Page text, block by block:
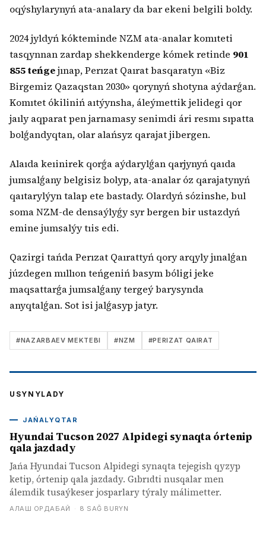
oqýshylarynyń ata-analary da bar ekeni belgili boldy.
2024 jyldyń kókteminde NZM ata-analar komıteti
tasqynnan zardap shekkenderge kómek retinde 901
855 teńgejınap, Perızat Qaırat basqaratyn «Biz
Birgemiz Qazaqstan 2030» qorynyń shotyna aýdarǵan.
Komıtet ókiliniń aıtýynsha, áleýmettik jelidegi qor
jaıly aqparat pen jarnamasy senimdi ári resmı sıpatta
bolǵandyqtan, olar alańsyz qarajat jibergen.
Alaıda keıinirek qorǵa aýdarylǵan qarjynyń qaıda
jumsalǵany belgisiz bolyp, ata-analar óz qarajatynyń
qaıtarylýyn talap ete bastady. Olardyń sózinshe, bul
soma NZM-de densaýlyǵy syr bergen bir ustazdyń
emine jumsalýy tıis edi.
Qazirgi tańda Perızat Qaırattyń qory arqyly jınalǵan
júzdegen mıllıon teńgeniń basym bóligi jeke
maqsattarǵa jumsalǵany tergeý barysynda
anyqtalǵan. Sot isi jalǵasyp jatyr.
#NAZARBAEV MEKTEBI #NZM #PERIZAT QAIRAT
USYNYLADY
JAŃALYQTAR
Hyundai Tucson 2027 Alpidegi synaqta órtenip
qala jazdady
Jańa Hyundai Tucson Alpidegi synaqta tejegish qyzyp
ketip, órtenip qala jazdady. Gıbrıdti nusqalar men
álemdik tusaýkeser josparlary týraly málimetter.
АЛАШ ОРДАБАЙ · 8 SAĞ BURYN